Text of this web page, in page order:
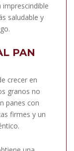
saludable y
PAN
crecer en
granos no
panes con
firmes y un